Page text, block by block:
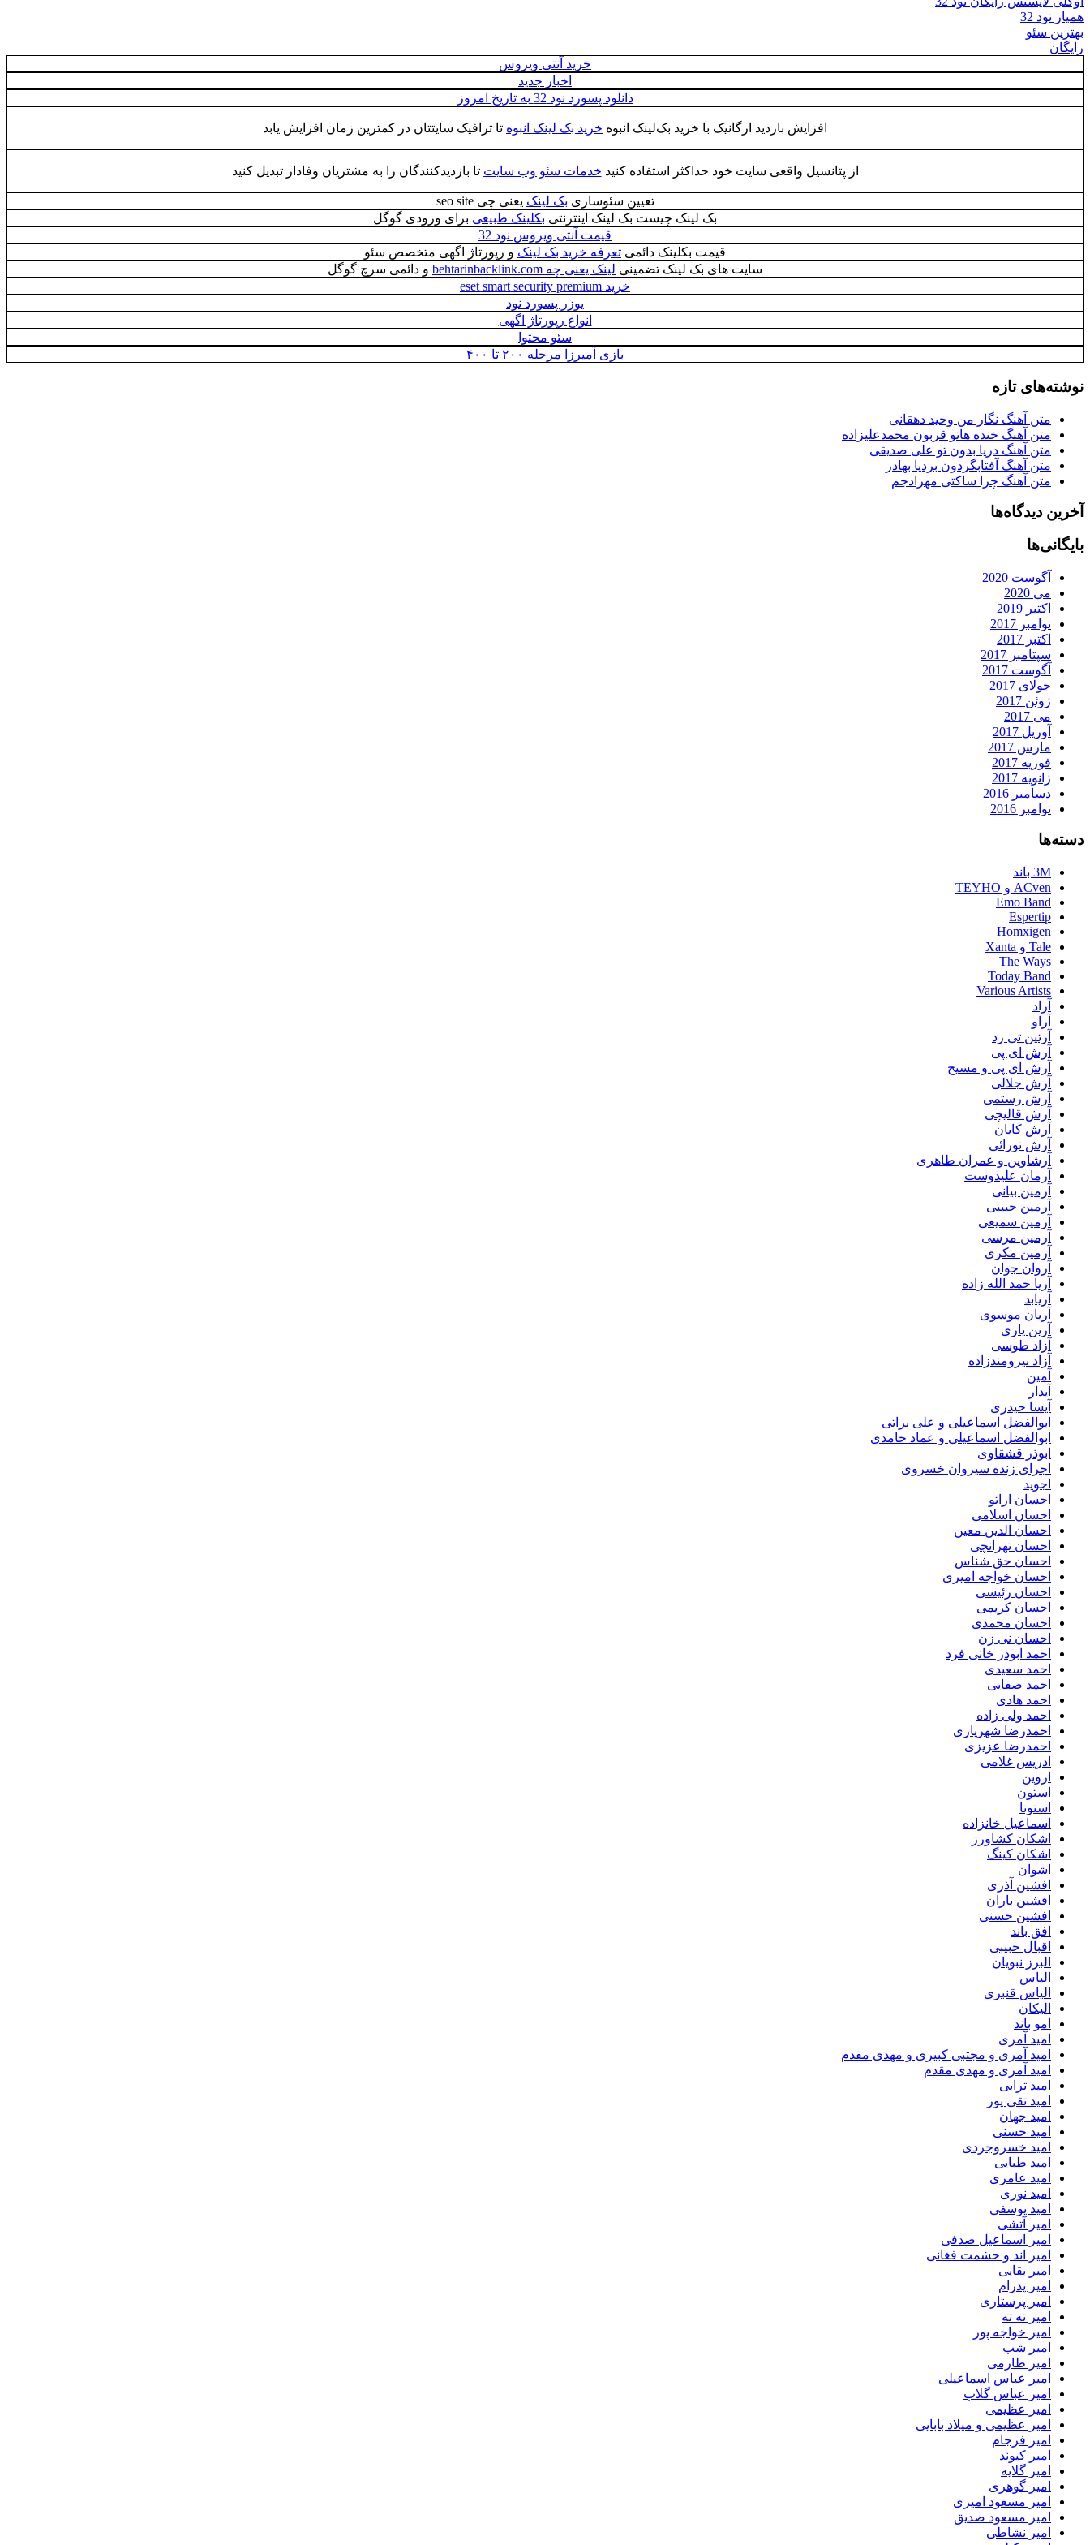
همیار نود 32
بهترین سئو
رایگان
خرید آنتی ویروس
اخبار جدید
دانلود پسورد نود 32 به تاریخ امروز
افزایش بازدید ارگانیک با خرید بک‌لینک انبوه خرید بک لینک انبوه تا ترافیک سایتتان در کمترین زمان افزایش یابد
از پتانسیل واقعی سایت خود حداکثر استفاده کنید خدمات سئو وب سایت تا بازدیدکنندگان را به مشتریان وفادار تبدیل کنید
تعیین سئوسازی بک لینک یعنی چی seo site
بک لینک چیست بک لینک اینترنتی بکلینک طبیعی برای ورودی گوگل
قیمت آنتی ویروس نود 32
قیمت بکلینک دائمی تعرفه خرید بک لینک و رپورتاژ اگهی متخصص سئو
سایت های بک لینک تضمینی لینک یعنی چه behtarinbacklink.com
و دائمی سرچ گوگل
خرید eset smart security premium
یوزر پسورد نود
انواع رپورتاژ اگهی
سئو محتوا
بازی آمیرزا مرحله ۲۰۰ تا ۴۰۰
نوشته‌های تازه
متن آهنگ نگار من وحید دهقانی
متن آهنگ خنده هاتو قربون محمدعلیزاده
متن آهنگ دریا بدون تو علی صدیقی
متن آهنگ آفتابگردون بردیا بهادر
متن آهنگ چرا ساکتی مهرادجم
آخرین دیدگاه‌ها
بایگانی‌ها
آگوست 2020
می 2020
اکتبر 2019
نوامبر 2017
اکتبر 2017
سپتامبر 2017
آگوست 2017
جولای 2017
ژوئن 2017
می 2017
آوریل 2017
مارس 2017
فوریه 2017
ژانویه 2017
دسامبر 2016
نوامبر 2016
دسته‌ها
3M باند
ACven و TEYHO
Emo Band
Espertip
Homxigen
Tale و Xanta
The Ways
Today Band
Various Artists
آراد
آراو
آرتین تی زد
آرش ای پی
آرش ای پی و مسیح
آرش جلالی
آرش رستمی
آرش قالیچی
آرش کایان
آرش نورائی
آرشاوین و عمران طاهری
آرمان علیدوست
آرمین بیانی
آرمین حبیبی
آرمین سمیعی
آرمین مرسی
آرمین مکری
آروان جوان
آریا حمد الله زاده
آریابد
آریان موسوی
آرین یاری
آزاد طوسی
آزاد نیرومندزاده
آمین
آیدار
آیسا حیدری
ابوالفضل اسماعیلی و علی براتی
ابوالفضل اسماعیلی و عماد حامدی
ابوذر قشقاوی
اجرای زنده سیروان خسروی
اجوید
احسان اراتو
احسان اسلامی
احسان الدین معین
احسان تهرانچی
احسان حق شناس
احسان خواجه امیری
احسان رئیسی
احسان کریمی
احسان محمدی
احسان نی زن
احمد ابوذر خانی فرد
احمد سعیدی
احمد صفایی
احمد هادی
احمد ولی زاده
احمدرضا شهریاری
احمدرضا عزیزی
ادریس غلامی
اروین
استون
استونا
اسماعیل خانزاده
اشکان کشاورز
اشکان کینگ
اشوان
افشین آذری
افشین باران
افشین حسنی
افق باند
اقبال حبیبی
البرز نبویان
الیاس
الیاس قنبرى
الیکان
امو باند
امید آمری
امید آمری و مجتبی کبیری و مهدى مقدم
امید آمری و مهدی مقدم
امید ترابی
امید تقی پور
امید جهان
امید حسنی
امید خسروجردی
امید طبایی
امید عامری
امید نوری
امید یوسفی
امیر آتشی
امیر اسماعیل صدفی
امیر اند و حشمت فغانی
امیر بقایی
امیر پدرام
امیر پرستاری
امیر ته ته
امیر خواجه پور
امیر شب
امیر طارمی
امیر عباس اسماعیلی
امیر عباس گلاب
امیر عظیمی
امیر عظیمی و میلاد بابایی
امیر فرجام
امیر کیوند
امیر گلایه
امیر گوهری
امیر مسعود امیری
امیر مسعود صدیق
امیر نشاطی